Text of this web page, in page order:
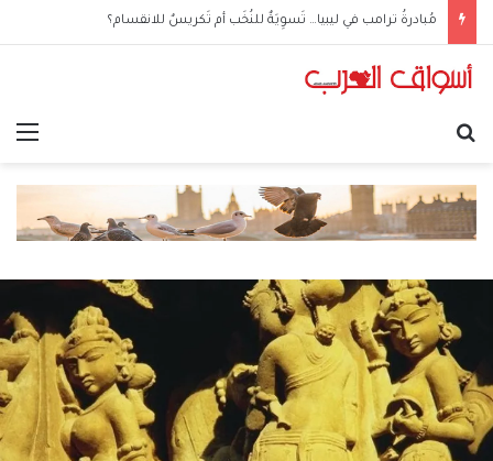
مُبادرةُ ترامب في ليبيا… تَسوِيَةٌ للنُخَب أم تَكريسٌ للانقسام؟